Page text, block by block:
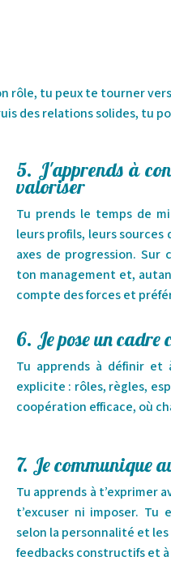
rôle, tu peux te tourner
des relations solides, tu
5. J'apprends à
valoriser
Tu prends le temps de
leurs profils, leurs
axes de progression.
ton management et,
compte des forces et
6. Je pose un
Tu apprends à définir et
explicite : rôles, règles,
coopération efficace, où
7. Je communique
Tu apprends à t’exprimer
t’excuser ni imposer. Tu
selon la personnalité et
feedbacks constructifs et